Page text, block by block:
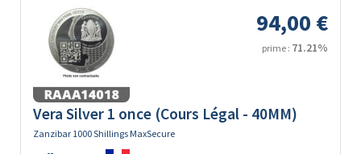
94,00 €
prime : 71.21%
Vera Silver 1 once (Cours Légal - 40MM)
Zanzibar 1000 Shillings MaxSecure